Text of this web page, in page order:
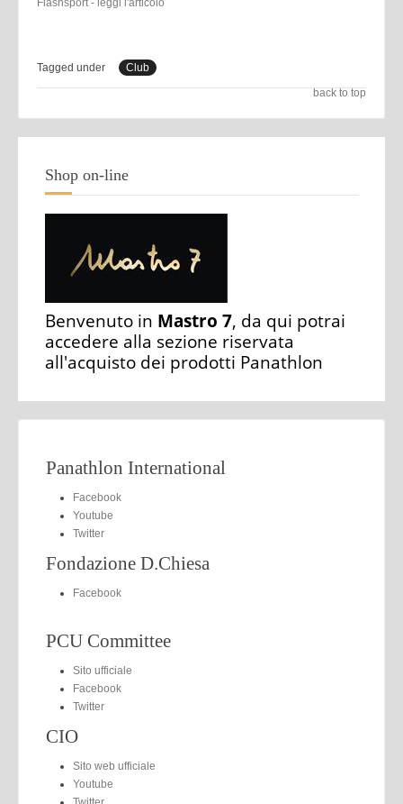
Tagged under
Club
back to top
Shop on-line
Benvenuto in Mastro 7, da qui potrai
accedere alla sezione riservata
all'acquisto dei prodotti Panathlon
Panathlon International
Facebook
Youtube
Twitter
Fondazione D.Chiesa
Facebook
PCU Committee
Sito ufficiale
Facebook
Twitter
CIO
Sito web ufficiale
Youtube